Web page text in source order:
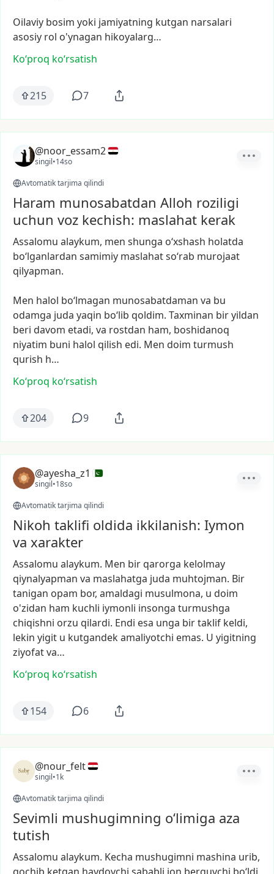
Oilaviy bosim yoki jamiyatning kutgan narsalari
asosiy rol o'ynagan hikoyalarg…
Ko‘proq koʻrsatish
215 7
@noor_essam2
singil•14so
Avtomatik tarjima qilindi
Haram munosabatdan Alloh roziligi
uchun voz kechish: maslahat kerak
Assalomu alaykum, men shunga o‘xshash holatda
bo‘lganlardan samimiy maslahatso‘rab murojaat
qilyapman.
Men halol bo‘lmagan munosabatdaman va bu
odamga juda yaqin bo‘lib qoldim. Taxminan biryildan
beri davom etadi, va rostdan ham, boshidanoq
niyatim buni halol qilish edi. Men doim turmush
qurish h…
Ko‘proq koʻrsatish
204 9
@ayesha_z1
singil•18so
Avtomatik tarjima qilindi
Nikoh taklifi oldida ikkilanish: Iymon
va xarakter
Assalomu alaykum. Men bir qarorga kelolmay
qiynalyapman va maslahatga juda muhtojman. Bir
tanigan opam bor, amaldagi musulmona, u doim
o'zidan ham kuchli iymonli insonga turmushga
chiqishni orzu qilardi. Endi esa unga birtaklif keldi,
lekin yigit u kutgandekamaliyotchi emas. U yigitning
ziyofatva…
Ko‘proq koʻrsatish
154 6
@nour_felt
singil•1k
Avtomatik tarjima qilindi
Sevimli mushugimning o‘limiga aza
tutish
Assalomu alaykum. Kecha mushugimni mashina urib,